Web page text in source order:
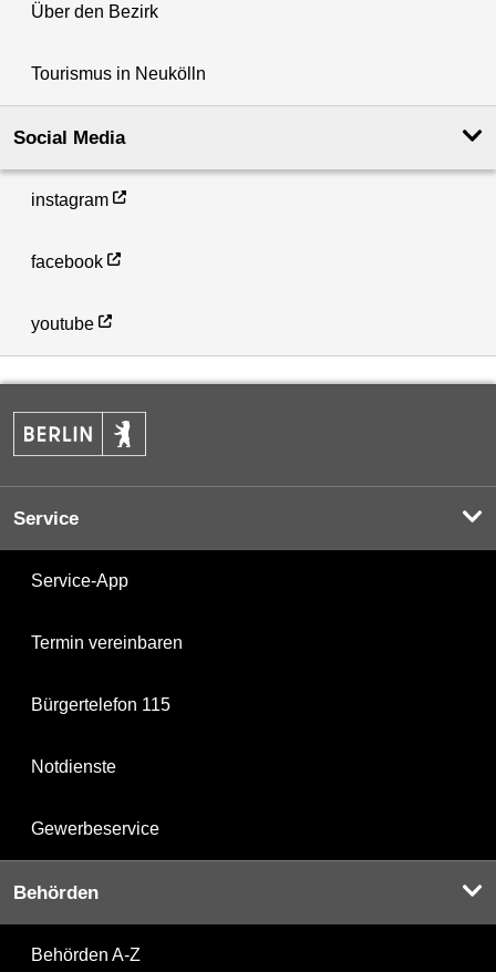
Über den Bezirk
Tourismus in Neukölln
Social Media
instagram
facebook
youtube
Service
Service-App
Termin vereinbaren
Bürgertelefon 115
Notdienste
Gewerbeservice
Behörden
Behörden A-Z